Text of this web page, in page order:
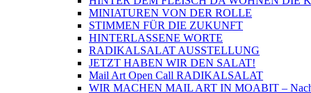
MINIATUREN VON DER ROLLE
STIMMEN FÜR DIE ZUKUNFT
HINTERLASSENE WORTE
RADIKALSALAT AUSSTELLUNG
JETZT HABEN WIR DEN SALAT!
Mail Art Open Call RADIKALSALAT
WIR MACHEN MAIL ART IN MOABIT –